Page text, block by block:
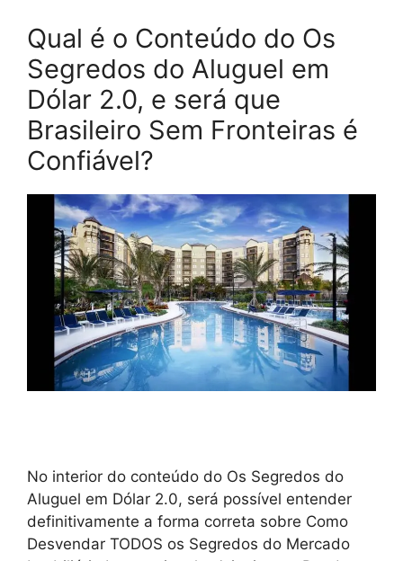
Qual é o Conteúdo do Os
Segredos do Aluguel em
Dólar 2.0, e será que
Brasileiro Sem Fronteiras é
Confiável?
No interior do conteúdo do Os Segredos do
Aluguel em Dólar 2.0, será possível entender
definitivamente a forma correta sobre Como
Desvendar TODOS os Segredos do Mercado